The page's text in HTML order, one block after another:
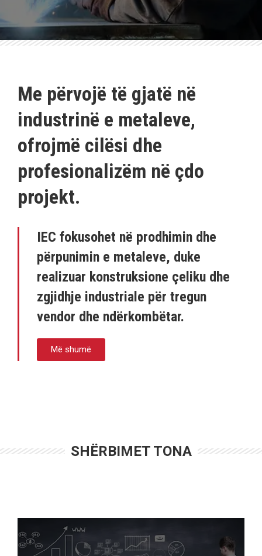
Me përvojë të gjatë në
industrinë e metaleve,
ofrojmë cilësi dhe
profesionalizëm në çdo
projekt.
IEC fokusohet në prodhimin dhe
përpunimin e metaleve, duke
realizuar konstruksione çeliku dhe
zgjidhje industriale për tregun
vendor dhe ndërkombëtar.
Më shumë
SHËRBIMET TONA